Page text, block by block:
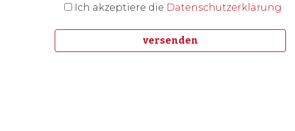
Ich akzeptiere die Datenschutzerklärung